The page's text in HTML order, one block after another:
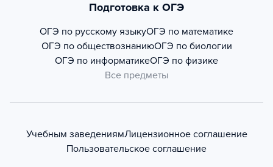
Подготовка к ОГЭ
ОГЭ по русскому языкуОГЭ по математике
ОГЭ по обществознаниюОГЭ по биологии
ОГЭ по информатикеОГЭ по физике
Все предметы
Учебным заведениямЛицензионное соглашение
Пользовательское соглашение